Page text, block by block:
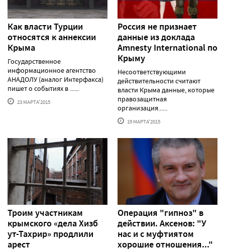
Как власти Турции
относятся к аннексии
Крыма
Государственное
информационное агентство
АНАДОЛУ (аналог Интерфакса)
пишет о событиях в ......
23 МАРТА'2015
Россия не признает
данные из доклада
Amnesty International по
Крыму
Несоответствующими
действительности считают
власти Крыма данные, которые
правозащитная
организация......
19 МАРТА'2015
Троим участникам
крымского «дела Хизб
ут-Тахрир» продлили
арест
Операция "гипноз" в
действии. Аксенов: "У
нас и с муфтиятом
хорошие отношения..."